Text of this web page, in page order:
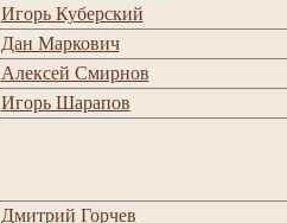
Игорь Куберский
Дан Маркович
Алексей Смирнов
Игорь Шарапов
Дмитрий Горчев